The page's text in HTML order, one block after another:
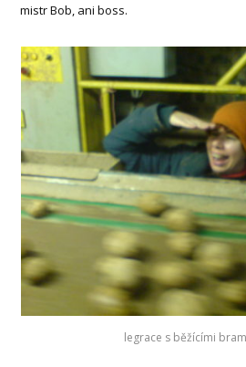
mistr Bob, ani boss.
legrace s běžícími